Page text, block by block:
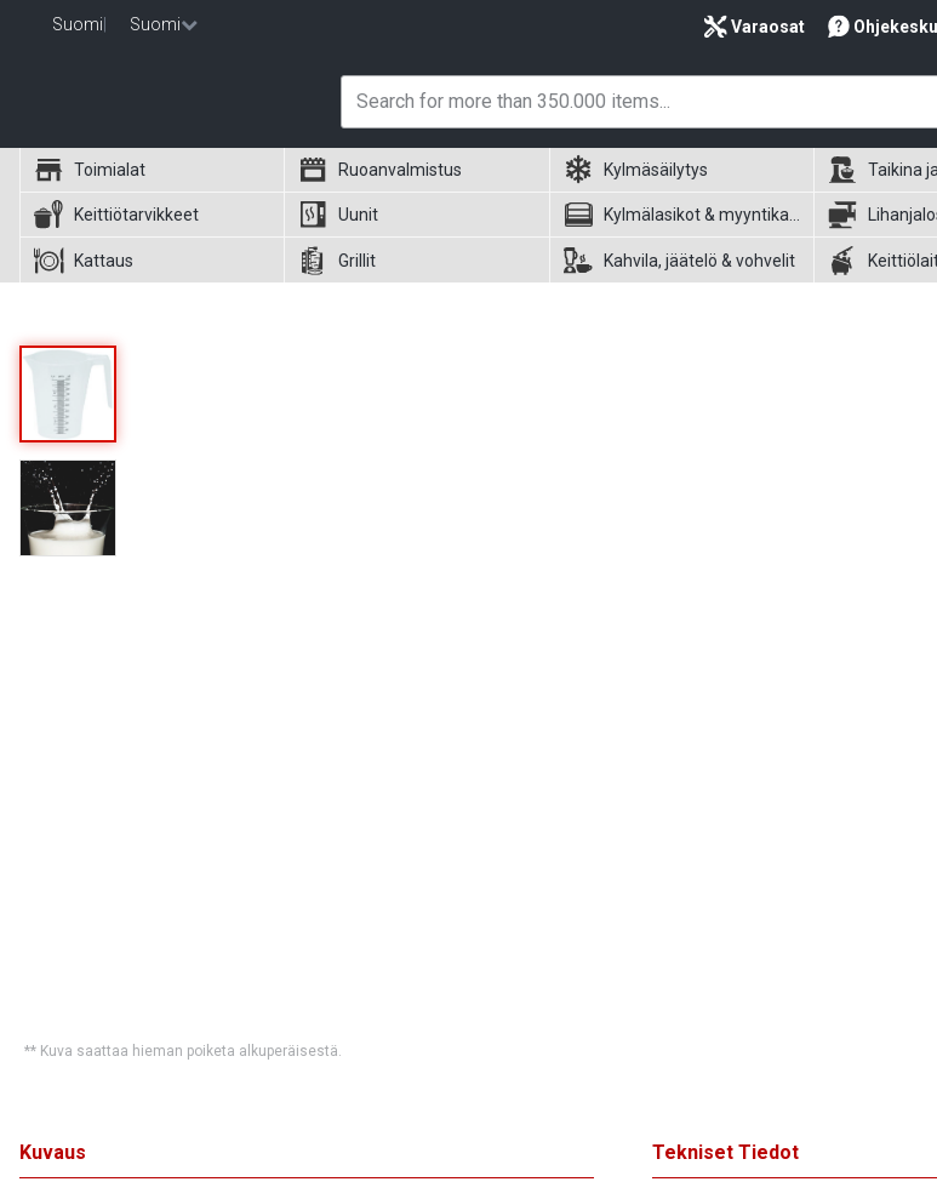
Suomi Suomi Varaosat
Toimialat Ruoanvalmistus Kylmäsäilytys Taikina
Keittiötarvikkeet Uunit
Kattaus Grillit Kahvila, jäätelö & vohvelit
** Kuva saattaa hieman poiketa alkuperäisestä.
Kuvaus Tekniset Tiedot